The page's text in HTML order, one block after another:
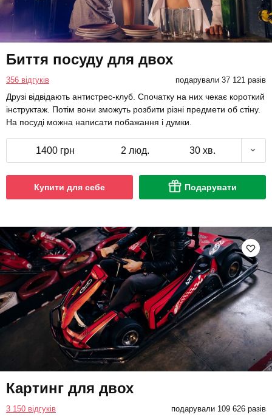
Биття посуду для двох
356 відгуків подарували 37 121 разів
Друзі відвідають антистрес-клуб. Спочатку на них чекає короткий
інструктаж. Потім вони зможуть розбити різні предмети об стіну.
На посуді можна написати побажання і думки.
1400 грн 2 люд. 30 хв.
Купити для себе Подарувати
Картинг для двох
3 150 відгуків подарували 109 626 разів